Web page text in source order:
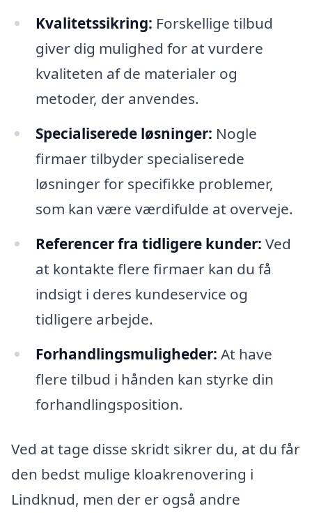
Kvalitetssikring: Forskellige tilbud
giver dig mulighed for at vurdere
kvaliteten af de materialer og
metoder, der anvendes.
Specialiserede løsninger: Nogle
firmaer tilbyder specialiserede
løsninger for specifikke problemer,
som kan være værdifulde at overveje.
Referencer fra tidligere kunder: Ved
at kontakte flere firmaer kan du få
indsigt i deres kundeservice og
tidligere arbejde.
Forhandlingsmuligheder: At have
flere tilbud i hånden kan styrke din
forhandlingsposition.
Ved at tage disse skridt sikrer du, at du får
den bedst mulige kloakrenovering i
Lindknud, men der er også andre